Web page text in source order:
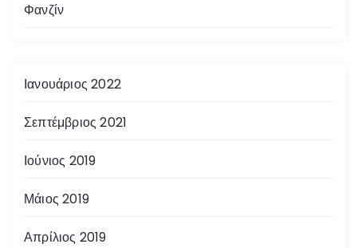
Φανζίν
Ιανουάριος 2022
Σεπτέμβριος 2021
Ιούνιος 2019
Μάιος 2019
Απρίλιος 2019